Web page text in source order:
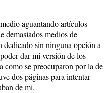
aguantando artículos
demasiados medios de
dedicado sin ninguna opción a
dar mi versión de los
como se preocuparon por la de
dos páginas para intentar
de mi.